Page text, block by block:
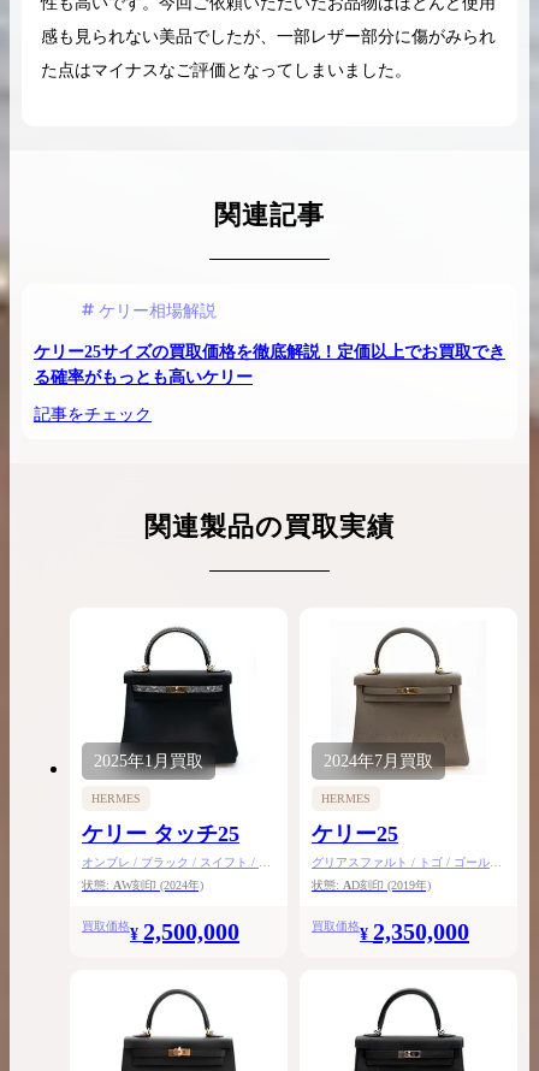
感も見られない美品でしたが、一部レザー部分に傷がみられ
た点はマイナスなご評価となってしまいました。
関連記事
ケリー相場解説
ケリー25サイズの買取価格を徹底解説！定価以上でお買取でき
る確率がもっとも高いケリー
記事をチェック
関連製品の買取実績
2025年1月買取
HERMES
ケリー タッチ25
オンブレ / ブラック / スイフト / リ
ザードナチュラ / ゴールド金具
状態: AW刻印 (2024年)
買取価格¥ 2,500,000
2024年7月 買取
HERMES
ケリー25
グリアスファルト / トゴ / ゴールド
金具
状態: AD刻印 (2019年)
買取価格¥ 2,350,000